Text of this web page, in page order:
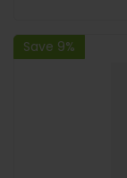
Save 9%